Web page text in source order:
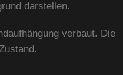
darstellen.
verbaut. Die